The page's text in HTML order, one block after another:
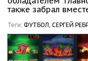
также забрал
Теги: ФУТБОЛ, СЕРГЕЙ